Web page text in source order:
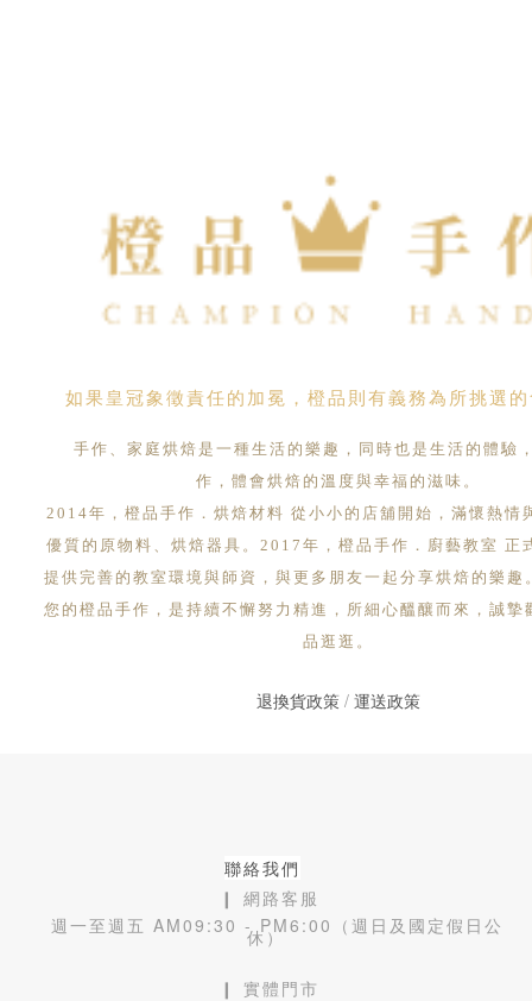
如果皇冠象徵責任的加冕，橙品則有義務為所挑選
手作、家庭烘焙是一種生活的樂趣，同時也是生活的體驗
作，體會烘焙的溫度與幸福的滋味。
2014年，橙品手作．烘焙材料 從小小的店舖開始，滿懷熱情
優質的原物料、烘焙器具。2017年，橙品手作．廚藝教室 正
提供完善的教室環境與師資，與更多朋友一起分享烘焙的樂趣
您的橙品手作，是持續不懈努力精進，所細心醞釀而來，誠摯
品逛逛。
退換貨政策/ 運送政策
聯絡我們
❙ 網路客服
週一至週五 AM09:30 - PM6:00（週日及國定假日公
休）
❙ 實體門市